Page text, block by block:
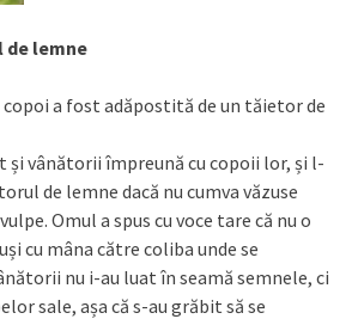
de lemne
a fost adăpostită de un tăietor de
și vânătorii împreună cu copoii lor, și l-
de lemne dacă nu cumva văzuse
Omul a spus cu voce tare că nu o
cu mâna către coliba unde se
nu i-au luat în seamă semnele, ci
sale, așa că s-au grăbit să se